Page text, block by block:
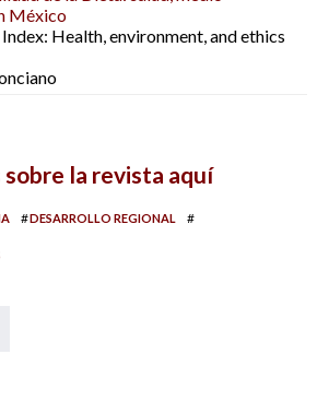
México
Health, environment, and ethics
sobre la revista aquí
#DESARROLLO REGIONAL #